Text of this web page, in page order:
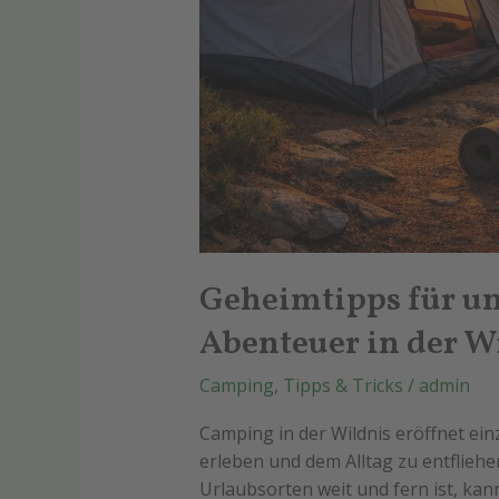
Geheimtipps für
Abenteuer in der
Camping, Tipps & Tricks / admin
Camping in der Wildnis eröffnet
erleben und dem Alltag zu
Urlaubsorten weit und fern ist,